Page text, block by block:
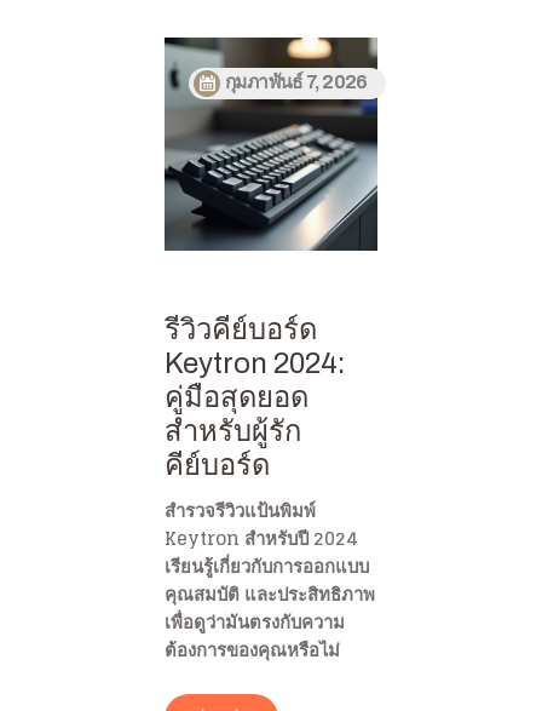
กุมภาพันธ์ 7, 2026
รีวิวคีย์บอร์ด
Keytron 2024:
คู่มือสุดยอด
สำหรับผู้รัก
คีย์บอร์ด
สำรวจรีวิวแป้นพิมพ์
Keytron สำหรับปี 2024
เรียนรู้เกี่ยวกับการออกแบบ
คุณสมบัติ และประสิทธิภาพ
เพื่อดูว่ามันตรงกับความ
ต้องการของคุณหรือไม่